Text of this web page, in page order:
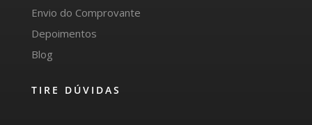
Envio do Comprovante
Depoimentos
Blog
TIRE DÚVIDAS